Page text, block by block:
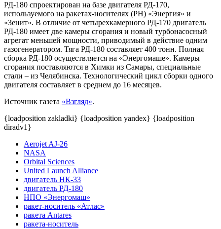
РД-180 спроектирован на базе двигателя РД-170,
используемого на ракетах-носителях (РН) «Энергия» и
«Зенит». В отличие от четырехкамерного РД-170 двигатель
РД-180 имеет две камеры сгорания и новый турбонасосный
агрегат меньшей мощности, приводимый в действие одним
газогенератором. Тяга РД-180 составляет 400 тонн. Полная
сборка РД-180 осуществляется на «Энергомаше». Камеры
сгорания поставляются в Химки из Самары, специальные
стали – из Челябинска. Технологический цикл сборки одного
двигателя составляет в среднем до 16 месяцев.
Источник газета «Взгляд».
{loadposition zakladki} {loadposition yandex} {loadposition
diradv1}
Aerojet AJ-26
NASA
Orbital Sciences
United Launch Alliance
двигатель НК-33
двигатель РД-180
НПО «Энергомаш»
ракет-носитель «Атлас»
ракета Antares
ракета-носитель